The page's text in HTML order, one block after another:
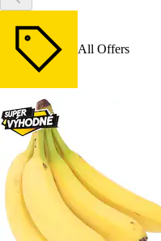
All Offers